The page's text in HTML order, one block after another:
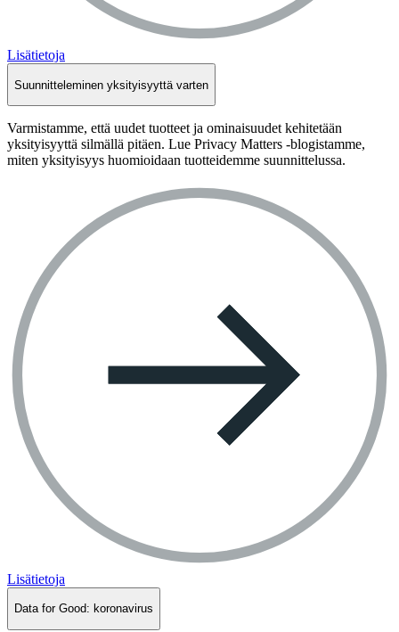
Lisätietoja
Suunnitteleminen yksityisyyttä varten
Varmistamme, että uudet tuotteet ja ominaisuudet kehitetään
yksityisyyttä silmällä pitäen. Lue Privacy Matters -blogistamme,
miten yksityisyys huomioidaan tuotteidemme suunnittelussa.
Lisätietoja
Data for Good: koronavirus